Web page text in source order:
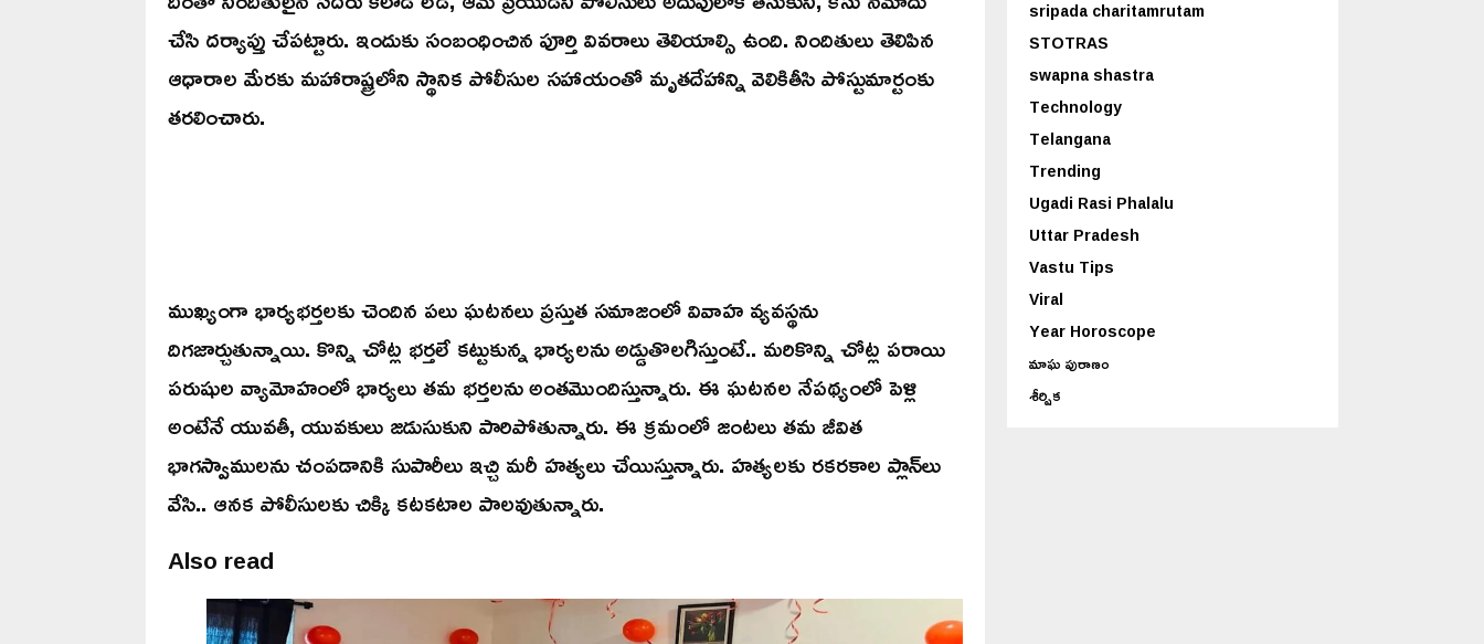
చేసి దర్యాప్తు చేపట్టారు. ఇందుకు సంబంధించిన పూర్తి వివరాలు తెలియాల్సి ఉంది. నిందితులు తెలిపిన
ఆధారాల మేరకు మహారాష్ట్రలోని స్థానిక పోలీసుల సహాయంతో మృతదేహాన్ని వెలికితీసి పోస్టుమార్టంకు
తరలించారు.
ముఖ్యంగా భార్యభర్తలకు చెందిన పలు ఘటనలు ప్రస్తుత సమాజంలో వివాహ వ్యవస్థను
దిగజార్చుతున్నాయి. కొన్ని చోట్ల భర్తలే కట్టుకున్న భార్యలను అడ్డుతొలగిస్తుంటే.. మరికొన్ని చోట్ల పరాయి
పరుషుల వ్యామోహంలో భార్యలు తమ భర్తలను అంతమొందిస్తున్నారు. ఈ ఘటనల నేపథ్యంలో పెళ్లి
అంటేనే యువతీ, యువకులు జడుసుకుని పారిపోతున్నారు. ఈ క్రమంలో జంటలు తమ జీవిత
భాగస్వాములను చంపడానికి సుపారీలు ఇచ్చి మరీ హత్యలు చేయిస్తున్నారు. హత్యలకు రకరకాల ప్లాన్‌లు
వేసి.. ఆనక పోలీసులకు చిక్కి కటకటాల పాలవుతున్నారు.
Also read
sripada charitamrutam
STOTRAS
swapna shastra
Technology
Telangana
Trending
Ugadi Rasi Phalalu
Uttar Pradesh
Vastu Tips
Viral
Year Horoscope
మాఘ పురాణం
శీర్షిక